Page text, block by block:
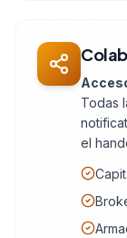
Todas
el